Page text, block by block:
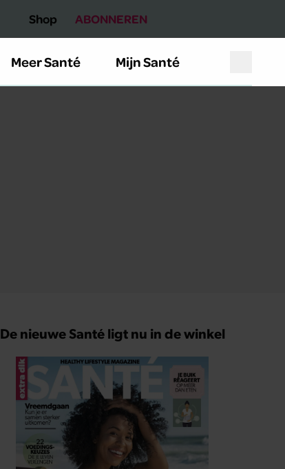
Shop ABONNEREN
Meer Santé Mijn Santé
De nieuwe Santé ligt nu in de winkel